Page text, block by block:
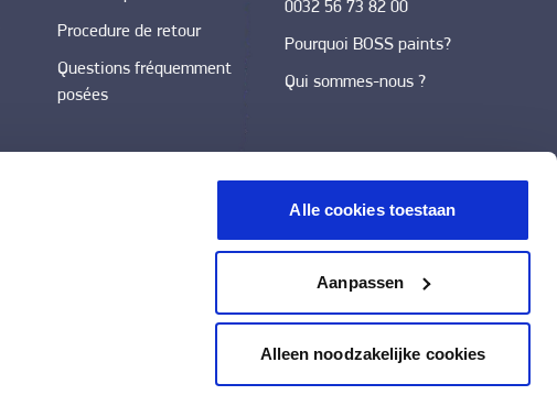
Alle cookies toestaan
Aanpassen
Alleen noodzakelijke cookies
Procedure de retour
Questions fréquemment
posées
0032 56 73 82 00
Pourquoi BOSS paints?
Qui sommes-nous ?